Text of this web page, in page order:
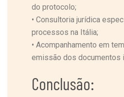
do protocolo;
• Consultoria jurídica
processos na Itália;
• Acompanhamento em
emissão dos documentos
Conclusão: